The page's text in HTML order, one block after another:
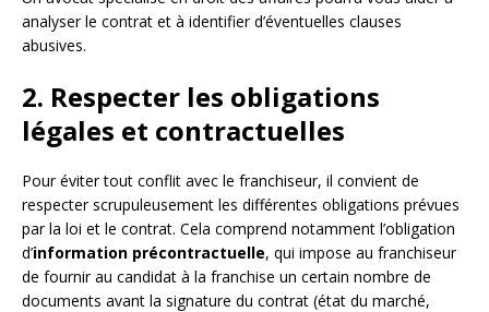
analyser le contrat et à identifier d’éventuelles clauses
abusives.
2. Respecter les obligations
légales et contractuelles
Pour éviter tout conflit avec le franchiseur, il convient de
respecter scrupuleusement les différentes obligations prévues
par la loi et le contrat. Cela comprend notamment l’obligation
d’information précontractuelle, qui impose au franchiseur
de fournir au candidat à la franchise un certain nombre de
documents avant la signature du contrat (état du marché,